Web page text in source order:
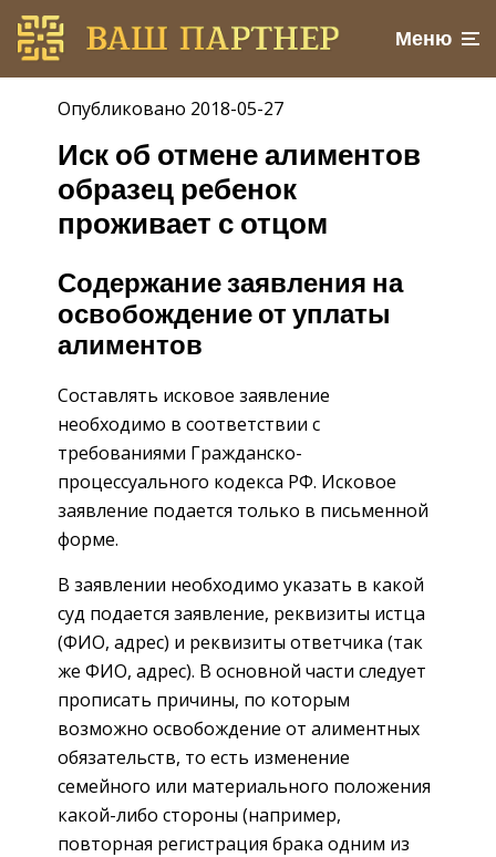
Меню
Опубликовано 2018-05-27
Иск об отмене алиментов
образец ребенок
проживает с отцом
Содержание заявления на
освобождение от уплаты
алиментов
Составлять исковое заявление
необходимо в соответствии с
требованиями Гражданско-
процессуального кодекса РФ. Исковое
заявление подается только в письменной
форме.
В заявлении необходимо указать в какой
суд подается заявление, реквизиты истца
(ФИО, адрес) и реквизиты ответчика (так
же ФИО, адрес). В основной части следует
прописать причины, по которым
возможно освобождение от алиментных
обязательств, то есть изменение
семейного или материального положения
какой-либо стороны (например,
повторная регистрация брака одним из